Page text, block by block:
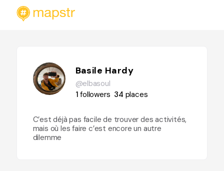
Basile Hardy
@elbasoul
1followers 34 places
C’est déjà pas facile de trouver des activités,
mais où les faire c’est encore un autre
dilemme